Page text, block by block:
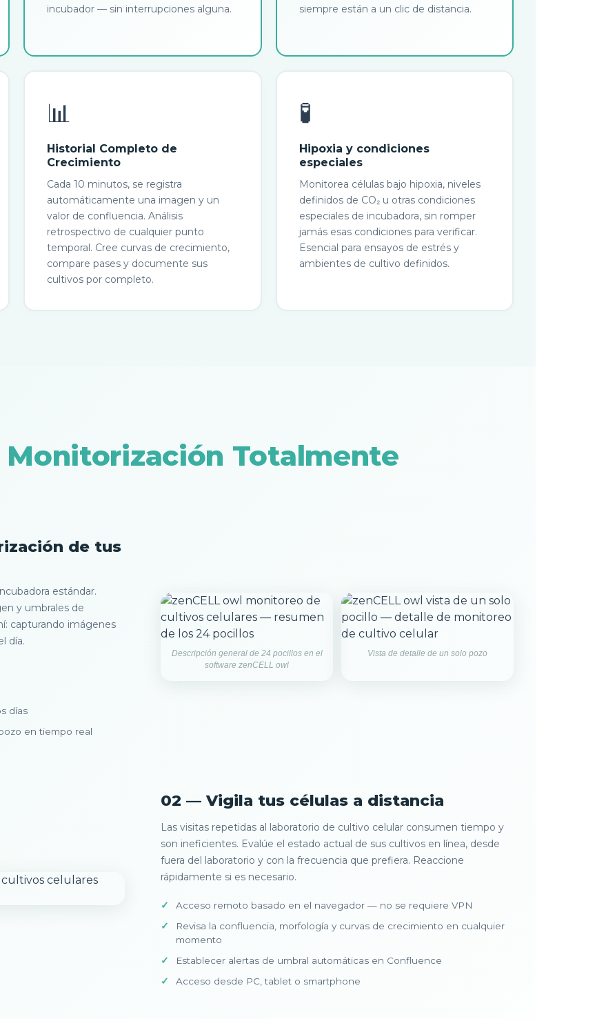
incubador — sin interrupciones alguna.
siempre están a un clic de distancia.
📊
Historial Completo de
Crecimiento
Cada 10 minutos, se registra
automáticamente una imagen y un
valor de confluencia. Análisis
retrospectivo de cualquier punto
temporal. Cree curvas de crecimiento,
compare pases y documente sus
cultivos por completo.
🧪
Hipoxia y condiciones
especiales
Monitorea células bajo hipoxia, niveles
definidos de CO₂ u otras condiciones
especiales de incubadora, sin romper
jamás esas condiciones para verificar.
Esencial para ensayos de estrés y
ambientes de cultivo definidos.
Monitorización Totalmente
de tus
estándar.
y umbrales de
capturando imágenes
día.
días
en tiempo real
Descripción general de 24 pocillos en el
software zenCELL owl
Vista de detalle de un solo pozo
02 — Vigila tus células a distancia
Las visitas repetidas al laboratorio de cultivo celular consumen tiempo y
son ineficientes. Evalúe el estado actual de sus cultivos en línea, desde
fuera del laboratorio y con la frecuencia que prefiera. Reaccione
rápidamente si es necesario.
Acceso remoto basado en el navegador — no se requiere VPN
Revisa la confluencia, morfología y curvas de crecimiento en cualquier
momento
Establecer alertas de umbral automáticas en Confluence
Acceso desde PC, tablet o smartphone